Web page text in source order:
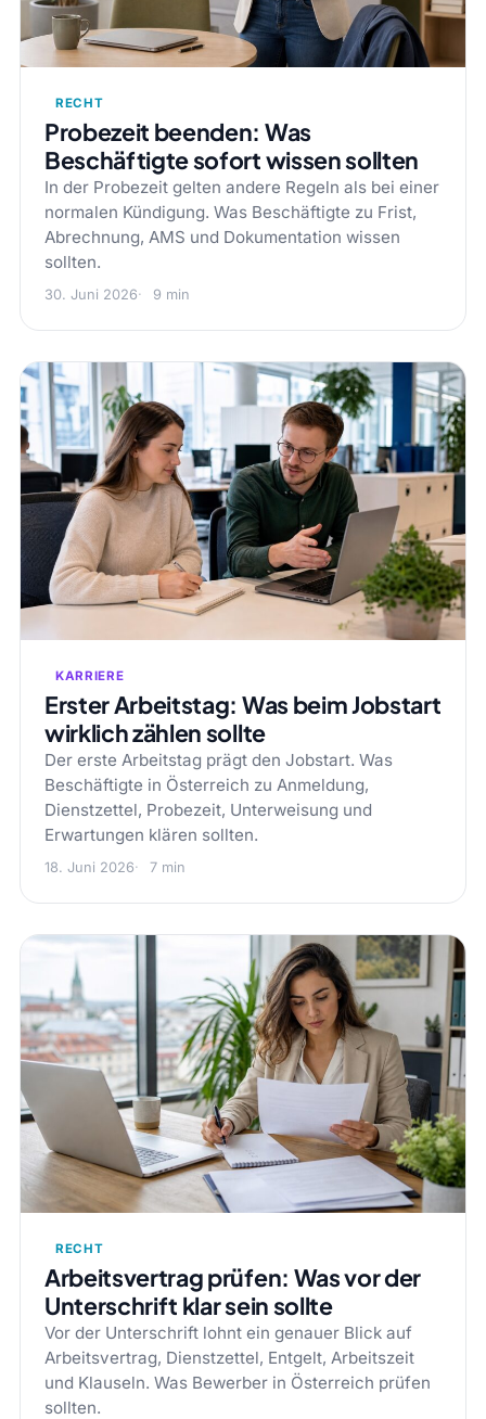
RECHT
Probezeit beenden: Was
Beschäftigte sofort wissen sollten
In der Probezeit gelten andere Regeln als bei einer
normalen Kündigung. Was Beschäftigte zu Frist,
Abrechnung, AMS und Dokumentation wissen
sollten.
30. Juni 2026 9 min
KARRIERE
Erster Arbeitstag: Was beim Jobstart
wirklich zählen sollte
Der erste Arbeitstag prägt den Jobstart. Was
Beschäftigte in Österreich zu Anmeldung,
Dienstzettel, Probezeit, Unterweisung und
Erwartungen klären sollten.
18. Juni 2026 7 min
RECHT
Arbeitsvertrag prüfen: Was vor der
Unterschrift klar sein sollte
Vor der Unterschrift lohnt ein genauer Blick auf
Arbeitsvertrag, Dienstzettel, Entgelt, Arbeitszeit
und Klauseln. Was Bewerber in Österreich prüfen
sollten.